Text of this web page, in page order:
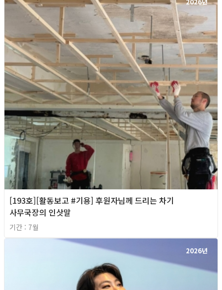
[193호][활동보고 #기용] 후원자님께 드리는 차기
사무국장의 인삿말
기간 : 7월
2026년